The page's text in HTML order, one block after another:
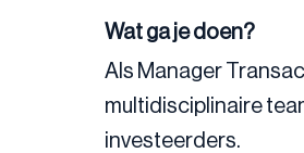
Wat ga je doen?
Als Manager
multidisciplinaire
investeerders.